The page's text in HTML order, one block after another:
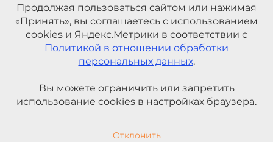
Продолжая пользоваться сайтом или нажимая
«Принять», вы соглашаетесь с использованием
cookies и Яндекс.Метрики в соответствии с
Политикой в отношении обработки
персональных данных.
Вы можете ограничить или запретить
использование cookies в настройках браузера.
Отклонить